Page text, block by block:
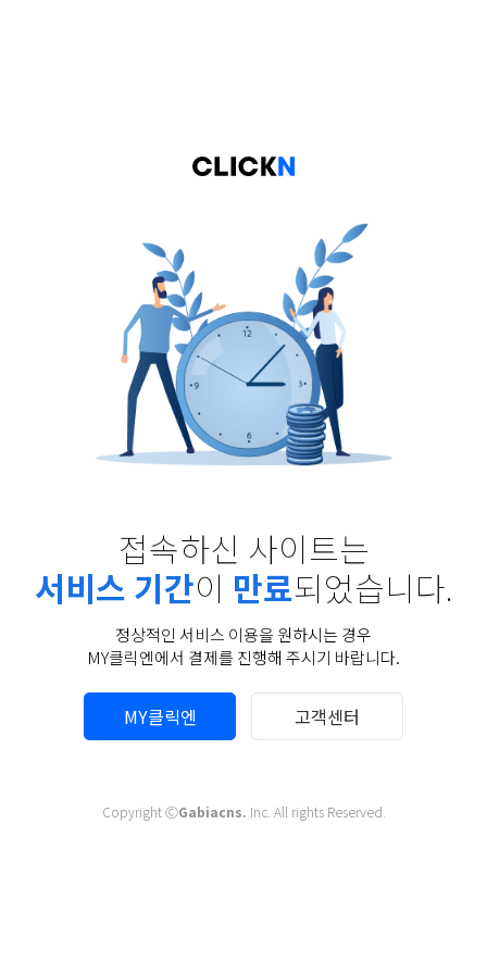
접속하신 사이트는
서비스 기간이 만료되었습니다.
정상적인 서비스 이용을 원하시는 경우
MY클릭엔에서 결제를 진행해 주시기 바랍니다.
MY클릭엔 고객센터
Copyright ⒸGabiacns. Inc. All rights Reserved.